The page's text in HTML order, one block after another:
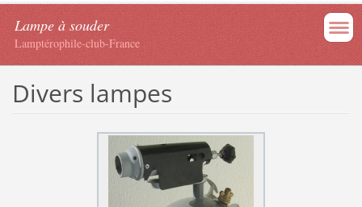
Lampe à souder
Lamptérophile-club-France
Divers lampes